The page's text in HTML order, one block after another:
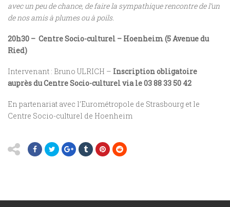
avec un peu de chance, de faire la sympathique rencontre de l’un
de nos amis à plumes ou à poils.
20h30 – Centre Socio-culturel – Hoenheim (5 Avenue du
Ried)
Intervenant : Bruno ULRICH – Inscription obligatoire
auprès du Centre Socio-culturel via le03 88 33 50 42
En partenariat avec l’Eurométropole de Strasbourg et le
Centre Socio-culturel de Hoenheim